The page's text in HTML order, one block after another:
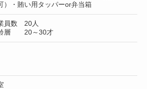
）・賄い用タッパーor弁当箱
員数 20人
層 20～30才